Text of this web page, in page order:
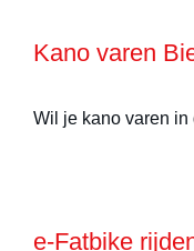
Kano varen
Wil je kano varen
e-Fatbike